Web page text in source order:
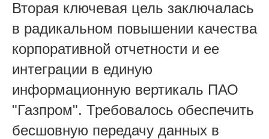
Вторая ключевая цель заключалась
в радикальном повышении качества
корпоративной отчетности и ее
интеграции в единую
информационную вертикаль ПАО
"Газпром". Требовалось обеспечить
бесшовную передачу данных в